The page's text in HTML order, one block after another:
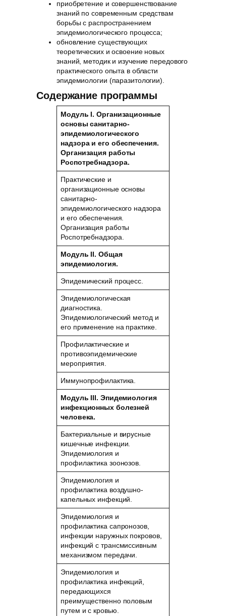
приобретение и совершенствование
знаний по современным средствам
борьбы с распространением
эпидемиологического процесса;
обновление существующих
теоретических и освоение новых
знаний, методик и изучение передового
практического опыта в области
эпидемиологии (паразитологии).
Содержание программы
Модуль I. Организационные
основы санитарно-
эпидемиологического
надзора и его обеспечения.
Организация работы
Роспотребнадзора.
Практические и
организационные основы
санитарно-
эпидемиологического надзора
и его обеспечения.
Организация работы
Роспотребнадзора.
Модуль II. Общая
эпидемиология.
Эпидемический процесс.
Эпидемиологическая
диагностика.
Эпидемиологический метод и
его применение на практике.
Профилактические и
противоэпидемические
мероприятия.
Иммунопрофилактика.
Модуль III. Эпидемиология
инфекционных болезней
человека.
Бактериальные и вирусные
кишечные инфекции.
Эпидемиология и
профилактика зоонозов.
Эпидемиология и
профилактика воздушно-
капельных инфекций.
Эпидемиология и
профилактика сапронозов,
инфекции наружных покровов,
инфекций с трансмиссивным
механизмом передачи.
Эпидемиология и
профилактика инфекций,
передающихся
преимущественно половым
путем и с кровью.